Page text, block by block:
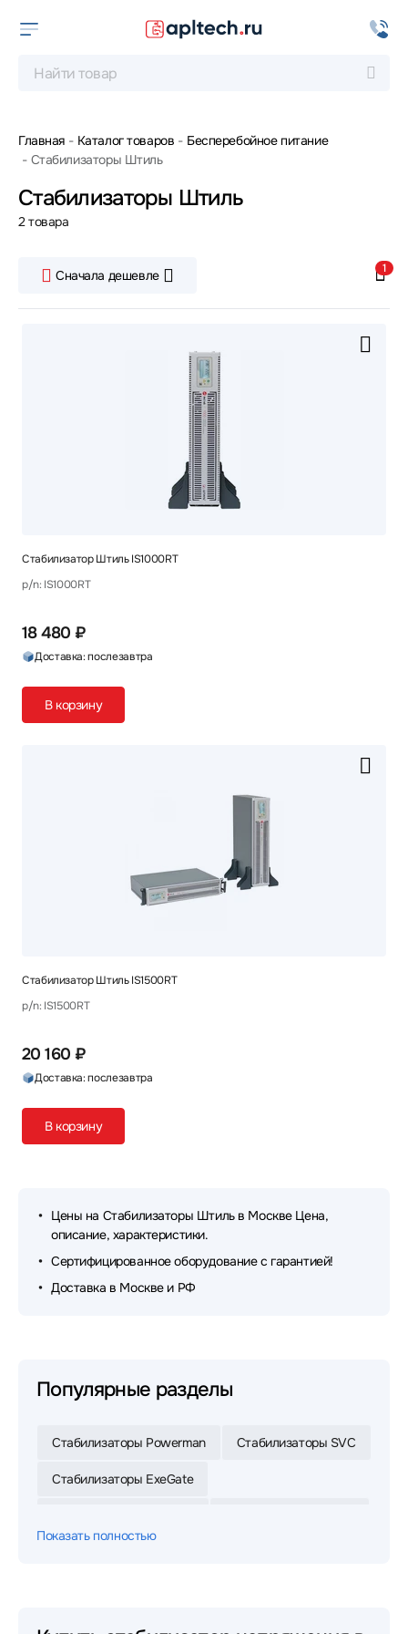
Главная Каталог товаров
Бесперебойное питание
Стабилизаторы Штиль
Стабилизаторы Штиль
2 товара
Сначала дешевле 1
Стабилизатор Штиль IS1000RT
p/n: IS1000RT
18 480 ₽
Доставка: послезавтра
В корзину
Стабилизатор Штиль IS1500RT
p/n: IS1500RT
20 160 ₽
Доставка: послезавтра
В корзину
Цены на Стабилизаторы Штиль в Москве Цена,
описание, характеристики.
Сертифицированное оборудование с гарантией!
Доставка в Москве и РФ
Популярные разделы
Стабилизаторы Powerman Стабилизаторы SVC
Стабилизаторы ExeGate
Показать полностью